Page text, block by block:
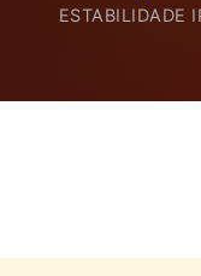
ESTABILIDADE